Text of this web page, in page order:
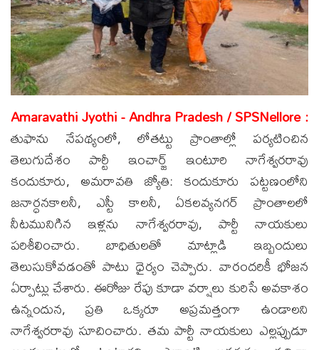
Amaravathi Jyothi - Andhra Pradesh / SPSNellore :
తుఫాను నేపథ్యంలో, లోతట్టు ప్రాంతాల్లో పర్యటించిన
తెలుగుదేశం పార్టీ ఇంచార్జ్ ఇంటూరి నాగేశ్వరరావు
కందుకూరు, అమరావతి జ్యోతి: కందుకూరు పట్టణంలోని
జనార్ధనకాలనీ, ఎస్టీ కాలనీ, ఏకలవ్యనగర్ ప్రాంతాలలో
నీటమునిగిన ఇళ్లను నాగేశ్వరరావు, పార్టీ నాయకులు
పరిశీలించారు. బాధితులతో మాట్లాడి ఇబ్బందులు
తెలుసుకోవడంతో పాటు ధైర్యం చెప్పారు. వారందరికీ భోజన
ఏర్పాట్లు చేశారు. ఈరోజు రేపు కూడా వర్షాలు కురిసే అవకాశం
ఉన్నందున, ప్రతి ఒక్కరూ అప్రమత్తంగా ఉండాలని
నాగేశ్వరరావు సూచించారు. తమ పార్టీ నాయకులు ఎల్లప్పుడూ